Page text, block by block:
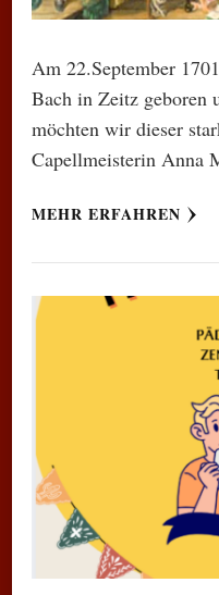
Am 22.September
Bach in Zeitz geboren
möchten wir dieser
Capellmeisterin Anna
MEHR ERFAHREN